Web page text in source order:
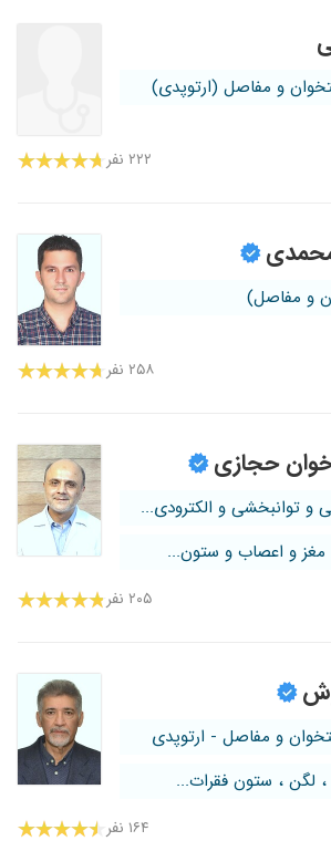
و مفاصل (ارتوپدی)
۲۲۲ نفر
و مفاصل)
۲۵۸ نفر
حجازی
توانبخشی و الکترودی...
مغز و اعصاب و ستون...
۲۰۵ نفر
و مفاصل - ارتوپدی
لگن ، ستون فقرات...
۱۶۴ نفر